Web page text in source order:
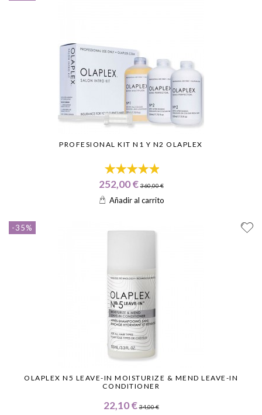
PROFESIONAL KIT N1 Y N2 OLAPLEX
252,00 € 360,00 €
Añadir al carrito
-35%
OLAPLEX N5 LEAVE-IN MOISTURIZE & MEND LEAVE-IN
CONDITIONER
22,10 € 34,00 €